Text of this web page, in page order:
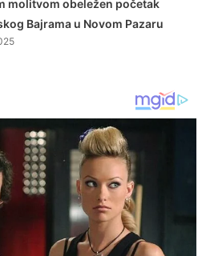
molitvom obeležen početak
Bajrama u Novom Pazaru